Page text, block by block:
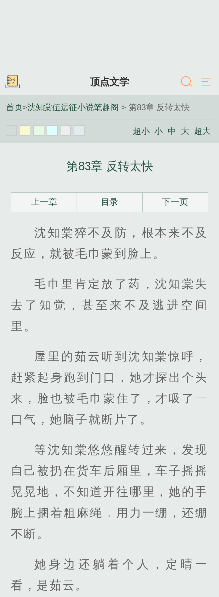
顶点文学
首页>沈知棠伍远征小说笔趣阁 > 第83章 反转太快
超小 小 中 大 超大
第83章 反转太快
上一章 目录 下一页
沈知棠猝不及防，根本来不及
反应，就被毛巾蒙到脸上。
毛巾里肯定放了药，沈知棠失
去了知觉，甚至来不及逃进空间
里。
屋里的茹云听到沈知棠惊呼，
赶紧起身跑到门口，她才探出个头
来，脸也被毛巾蒙住了，才吸了一
口气，她脑子就断片了。
等沈知棠悠悠醒转过来，发现
自己被扔在货车后厢里，车子摇摇
晃晃地，不知道开往哪里，她的手
腕上捆着粗麻绳，用力一绷，还绷
不断。
她身边还躺着个人，定晴一
看，是茹云。